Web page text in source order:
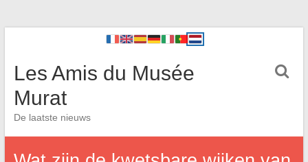
Les Amis du Musée
Murat
De laatste nieuws